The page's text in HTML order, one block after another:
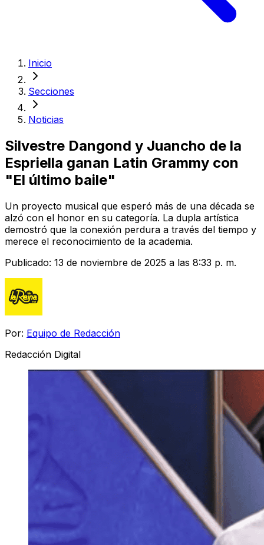
Inicio
Secciones
Noticias
Silvestre Dangond y Juancho de la
Espriella ganan Latin Grammy con
"El último baile"
Un proyecto musical que esperó más de una década se
alzó con el honor en su categoría. La dupla artística
demostró que la conexión perdura a través del tiempo y
merece el reconocimiento de la academia.
Publicado: 13 de noviembre de 2025 a las 8:33 p. m.
Por: Equipo de Redacción
Redacción Digital